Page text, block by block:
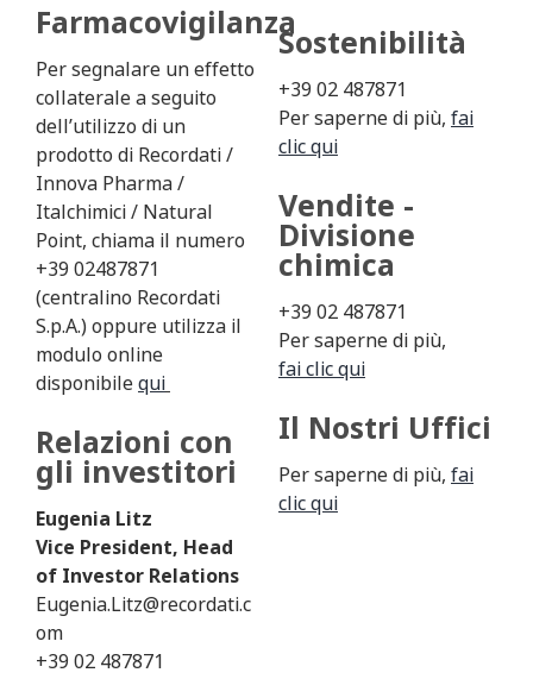
Farmacovigilanza
Per segnalare un effetto
collaterale a seguito
dell’utilizzo di un
prodotto di Recordati /
Innova Pharma /
Italchimici / Natural
Point, chiama il numero
+39 02487871
(centralino Recordati
S.p.A.) oppure utilizza il
modulo online
disponibilequi
Relazioni con
gli investitori
Eugenia Litz
Vice President, Head
of Investor Relations
Eugenia.Litz@recordati.c
om
+39 02 487871
Sostenibilità
+39 02 487871
Per saperne di più, fai
clic qui
Vendite -
Divisione
chimica
+39 02 487871
Per saperne di più,
fai clic qui
Il Nostri Uffici
Per saperne di più, fai
clic qui